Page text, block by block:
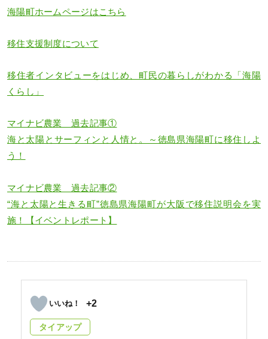
海陽町ホームページはこちら
移住支援制度について
移住者インタビューをはじめ、町民の暮らしがわかる「海陽
くらし」
マイナビ農業 過去記事①
海と太陽とサーフィンと人情と。～徳島県海陽町に移住しよ
う！
マイナビ農業 過去記事②
“海と太陽と生きる町”徳島県海陽町が大阪で移住説明会を実
施！【イベントレポート】
+2
タイアップ